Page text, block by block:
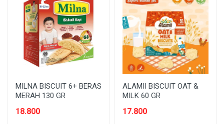
MILNA BISCUIT 6+ BERAS
MERAH 130 GR
18.800
ALAMII BISCUIT OAT &
MILK 60 GR
17.800